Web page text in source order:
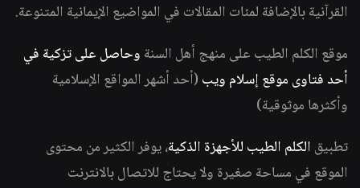
القرآنية بالإضافة لمئات المقالات في المواضيع الإيمانية المتنوعة.
موقع الكلم الطيب على منهج أهل السنة وحاصل على تزكية في
أحد فتاوى موقع إسلام ويب (أحد أشهر المواقع الإسلامية
وأكثرها موثوقية)
تطبيق الكلم الطيب للأجهزة الذكية، يوفر الكثير من محتوى
الموقع في مساحة صغيرة ولا يحتاج للاتصال بالانترنت